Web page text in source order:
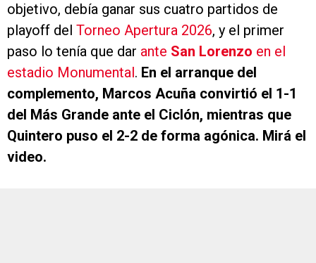
objetivo, debía ganar sus cuatro partidos de
playoff del Torneo Apertura 2026, y el primer
paso lo tenía que dar ante San Lorenzo en el
estadio Monumental . En el arranque del
complemento, Marcos Acuña convirtió el 1-1
del Más Grande ante el Ciclón, mientras que
Quintero puso el 2-2 de forma agónica. Mirá el
video.